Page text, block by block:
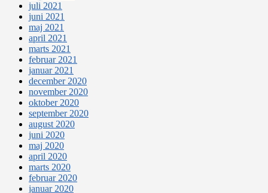
juli 2021
juni 2021
maj 2021
april 2021
marts 2021
februar 2021
januar 2021
december 2020
november 2020
oktober 2020
september 2020
august 2020
juni 2020
maj 2020
april 2020
marts 2020
februar 2020
januar 2020